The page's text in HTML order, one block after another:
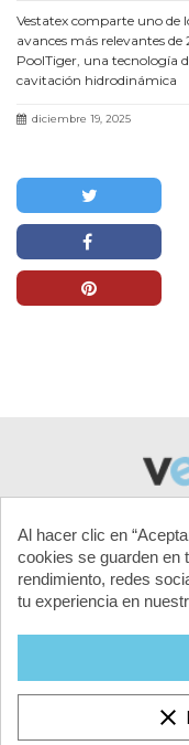
Vestatex comparte uno de
avances más relevantes de
PoolTiger, una tecnología
cavitación hidrodinámica
Turisme con resultados un
diciembre 19, 2025
Al hacer clic en
cookies se guarden en
rendimiento, redes
tu experiencia en
clear